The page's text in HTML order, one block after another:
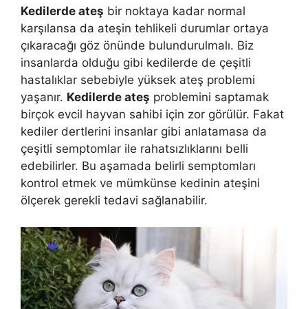
Kedilerde ateş bir noktaya kadar normal
karşılansa da ateşin tehlikeli durumlar ortaya
çıkaracağı göz önünde bulundurulmalı. Biz
insanlarda olduğu gibi kedilerde de çeşitli
hastalıklar sebebiyle yüksek ateş problemi
yaşanır. Kedilerde ateş problemini saptamak
birçok evcil hayvan sahibi için zor görülür. Fakat
kediler dertlerini insanlar gibi anlatamasa da
çeşitli semptomlar ile rahatsızlıklarını belli
edebilirler. Bu aşamada belirli semptomları
kontrol etmek ve mümkünse kedinin ateşini
ölçerek gerekli tedavi sağlanabilir.